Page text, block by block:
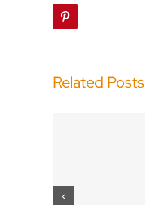
Related Posts